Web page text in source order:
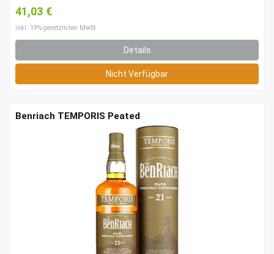
41,03 €
inkl. 19% gesetzlicher MwSt.
Details
Nicht Verfügbar
Benriach TEMPORIS Peated